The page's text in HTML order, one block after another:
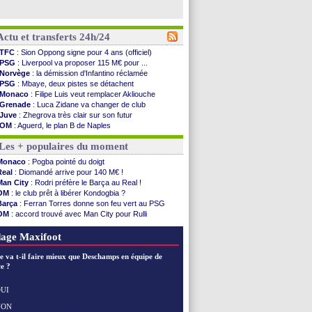
et transferts 24h/24
TFC : Sion Oppong signe pour 4 ans (officiel)
PSG : Liverpool va proposer 115 M€ pour ...
Norvège : la démission d'Infantino réclamée
PSG : Mbaye, deux pistes se détachent
Monaco : Filipe Luis veut remplacer Akliouche
Grenade : Luca Zidane va changer de club
Juve : Zhegrova très clair sur son futur
OM : Aguerd, le plan B de Naples
Arsenal: Guimarães a signé son contrat
Nantes: direction Chypre pour Duverne
Monaco: le remplaçant d'Akliouche en ...
Man Utd : Bayindir signe au Celta (officiel)
Man City: Enzo Fernandez pour l'après-Rodri ?
: l'option Monaco pour Lukaku !
: Lucas Perri a été approché
PSG: le coach de l'Ajax insiste pour Godts
PSG: une 2e offre en préparation pour Godts
Strasbourg: Saïdou Sow prêté à Nantes (off.)
Dortmund: Newcastle est prévenu pour Nmecha
Barça
Tottenham
+ populaires du moment
: Pogba pointé du doigt
: Diomandé arrive pour 140 M€ !
City : Rodri préfère le Barça au Real !
: le club prêt à libérer Kondogbia ?
: Ferran Torres donne son feu vert au PSG
: accord trouvé avec Man City pour Rulli
: Luis Enrique satisfait malgré tout
Maxifoot
va t-il faire mieux que Deschamps en équipe de
?